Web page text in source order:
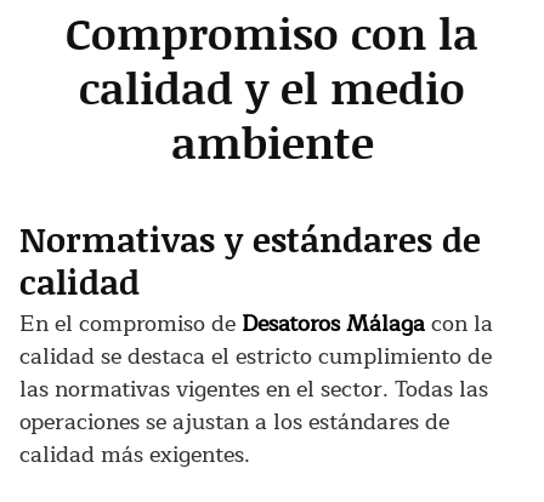
Compromiso con la
calidad y el medio
ambiente
Normativas y estándares de
calidad
En el compromiso de Desatoros Málagacon la
calidad se destaca el estricto cumplimiento de
las normativas vigentes en el sector. Todas las
operaciones se ajustan a los estándares de
calidad más exigentes.